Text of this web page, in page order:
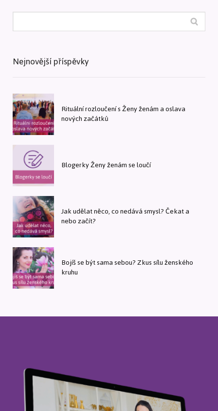
Nejnovější příspěvky
Rituální rozloučení s Ženy ženám a oslava
nových začátků
Blogerky Ženy ženám se loučí
Jak udělat něco, co nedává smysl? Čekat a
nebo začít?
Bojíš se být sama sebou? Zkus sílu ženského
kruhu